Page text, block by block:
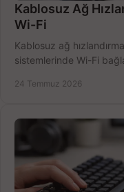
Kablosuz Ağ
Wi-Fi
Kablosuz ağ
sistemlerinde Wi-Fi
24 Temmuz 2026